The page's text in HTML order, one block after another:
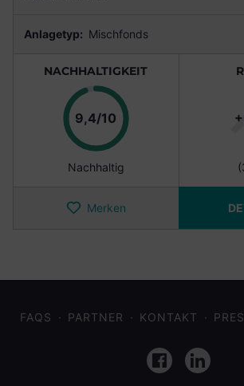
Anlagetyp: Mischfonds
NACHHALTIGKEIT
9,4/10 Punkte
Nachhaltig
Merken
FAQS PARTNER KONTAKT
FacebookLinkedIn